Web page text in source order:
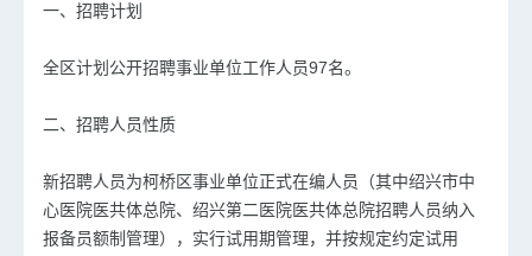
一、招聘计划
全区计划公开招聘事业单位工作人员97名。
二、招聘人员性质
新招聘人员为柯桥区事业单位正式在编人员（其中绍兴市中
心医院医共体总院、绍兴第二医院医共体总院招聘人员纳入
报备员额制管理），实行试用期管理，并按规定约定试用